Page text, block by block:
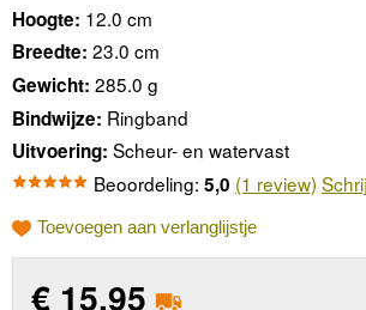
Hoogte: 12.0 cm
Breedte: 23.0 cm
Gewicht: 285.0 g
Bindwijze: Ringband
Uitvoering: Scheur- en watervast
Beoordeling: 5,0 (1 review)
Toevoegen aan verlanglijstje
€ 15,95